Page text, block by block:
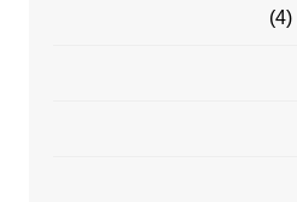
(4)